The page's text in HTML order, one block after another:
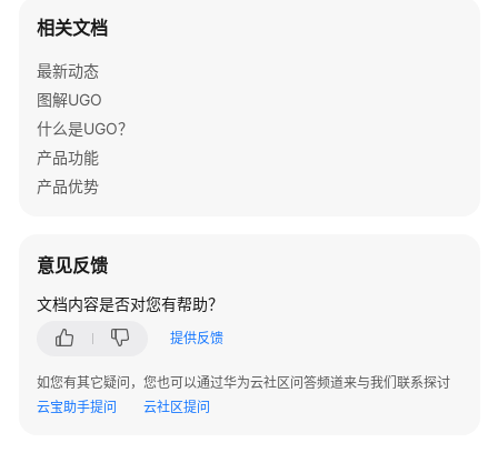
相关文档
最新动态
图解UGO
什么是UGO？
产品功能
产品优势
意见反馈
文档内容是否对您有帮助？
提供反馈
如您有其它疑问，您也可以通过华为云社区问答频道来与我们联系探讨
云宝助手提问
云社区提问